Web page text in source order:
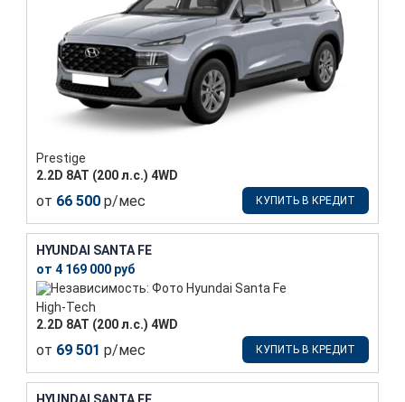
Prestige
2.2D 8АТ (200 л.с.) 4WD
от 66 500 р/мес КУПИТЬ В КРЕДИТ
HYUNDAI SANTA FE
от 4 169 000 руб
High-Tech
2.2D 8АТ (200 л.с.) 4WD
от 69 501 р/мес КУПИТЬ В КРЕДИТ